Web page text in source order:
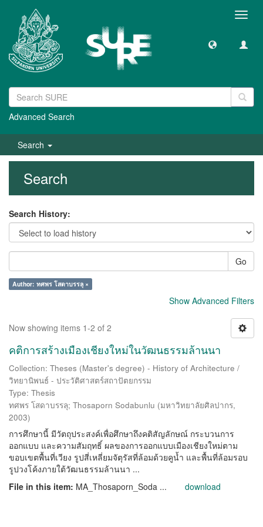
Advanced Search
Search
Search
Search History:
Go
Author: ทศพร โสดาบรรลุ ×
Show Advanced Filters
Now showing items 1-2 of 2
คติการสร้างเมืองเชียงใหม่ในวัฒนธรรมล้านนา
Collection: Theses (Master's degree) - History of Architecture /
วิทยานิพนธ์ - ประวัติศาสตร์สถาปัตยกรรม
Type: Thesis
ทศพร โสดาบรรลุ; Thosaporn Sodabunlu (มหาวิทยาลัยศิลปากร,
2003)
การศึกษานี้ มีวัตถุประสงค์เพื่อศึกษาถึงคติสัญลักษณ์ กระบวนการ
ออกแบบ และความสัมฤทธิ์ ผลของการออกแบบเมืองเชียงใหม่ตาม
ขอบเขตพื้นที่เวียง รูปสี่เหลี่ยมจัตุรัสที่ล้อมด้วยคูน้ำ และพื้นที่ล้อมรอบ
รูปวงโค้งภายใต้วัฒนธรรมล้านนา ...
File in this item: MA_Thosaporn_Soda ... download